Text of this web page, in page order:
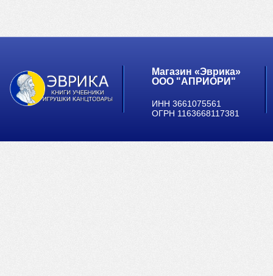
Магазин «Эврика»
ООО "АПРИОРИ"
ИНН 3661075561
ОГРН 1163668117381